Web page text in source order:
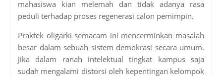
mahasiswa kian melemah dan tidak adanya rasa
peduli terhadap proses regenerasi calon pemimpin.
Praktek oligarki semacam ini mencerminkan masalah
besar dalam sebuah sistem demokrasi secara umum.
Jika dalam ranah intelektual tingkat kampus saja
sudah mengalami distorsi oleh kepentingan kelompok